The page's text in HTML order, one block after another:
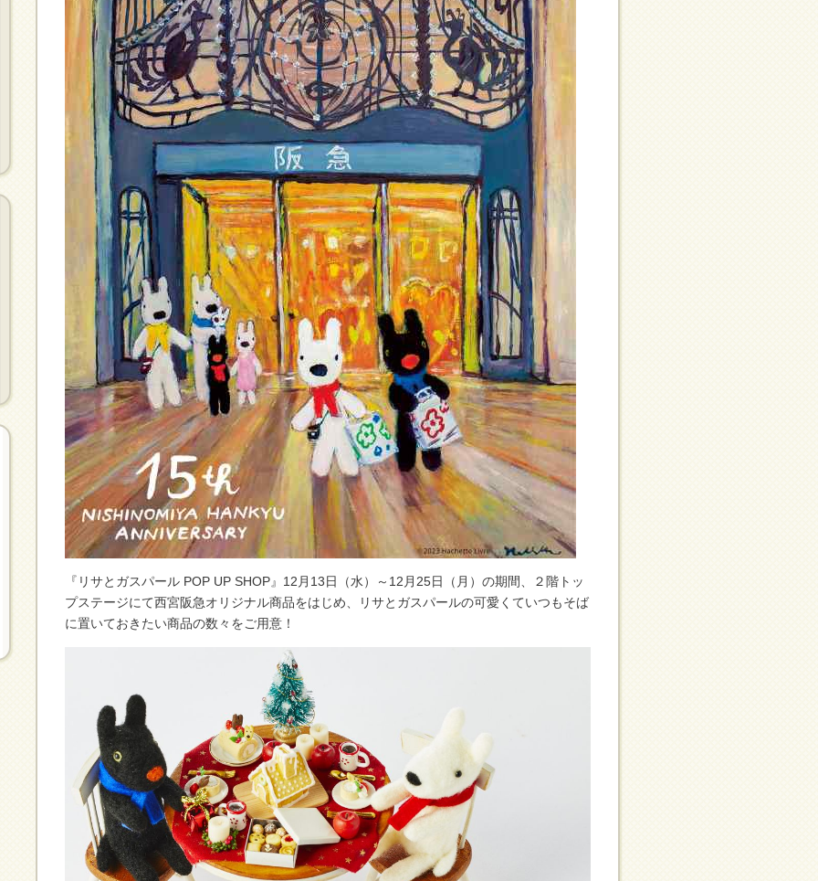
『リサとガスパール POP UP SHOP』12月13日（水）～12月25日（月）の期間、２階トッ
プステージにて西宮阪急オリジナル商品をはじめ、リサとガスパールの可愛くていつもそば
に置いておきたい商品の数々をご用意！